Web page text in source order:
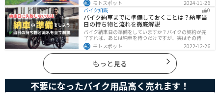
す。記事を参考にすり抜けのリスクを理解し、安全運転
に努めましょう。
モトスポット
2024-11-26
バイク知識
0
バイク納車までに準備しておくことは？納車当
日の持ち物と流れを徹底解説
バイク納車日の準備をしていますか？バイクの契約が完
了すれば、あとは納車を待つだけですが、実はその待っ
ている間に準備しておくことはたくさんあります。納車
当日に慌てずに済むよう、しっかり確認して準備してお
きましょう。
モトスポット 2022-12-26
もっと見る
不要になったバイク用品高く売れます！